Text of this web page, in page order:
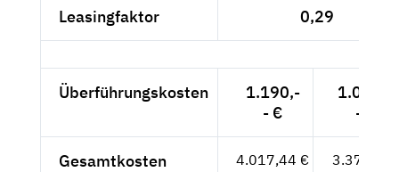
Leasingfaktor 0,29
Überführungskosten
1.190,-
- €
1.000,-
- €
Gesamtkosten 4.017,44 € 3.376,-- €